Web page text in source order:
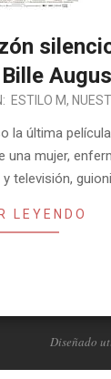
ESTILO M,
última
mujer,
televisión,
LEYENDO
Diseñado